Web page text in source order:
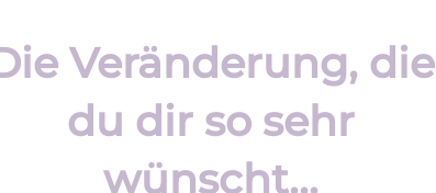
Veränderung, die
du dir so sehr
wünscht...